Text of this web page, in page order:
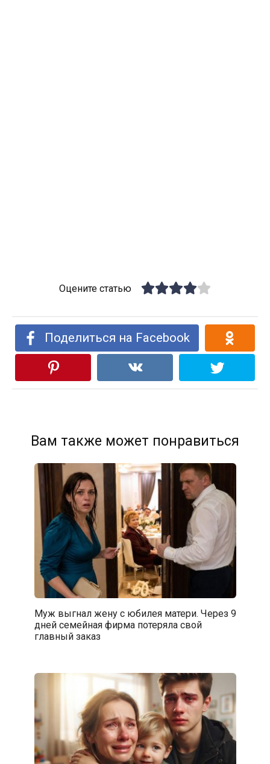
Оцените статью
Поделиться на Facebook
Вам также может понравиться
Муж выгнал жену с юбилея матери. Через 9
дней семейная фирма потеряла свой
главный заказ